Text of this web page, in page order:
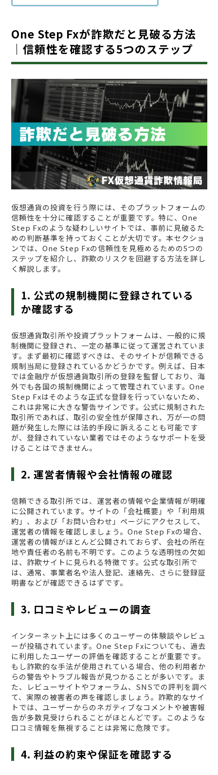
One Step Fxが詐欺だと見破る方法
｜信頼性を確認する5つのステップ
仮想通貨の投資を行う際には、そのプラットフォームの
信頼性を十分に確認することが重要です。特に、One
Step Fxのような疑わしいサイトでは、事前に見破るた
めの判断基準を持っておくことが大切です。本セクショ
ンでは、One Step Fxの信頼性を見極めるための5つの
ステップを紹介し、詐欺のリスクを回避する方法を詳し
く解説します。
1. 公式の規制機関に登録されている
か確認する
仮想通貨取引所や投資プラットフォームは、一般的に規
制機関に登録され、一定の基準に従って運営されていま
す。まず最初に確認すべきは、そのサイトが信頼できる
規制当局に登録されているかどうかです。例えば、日本
では金融庁が仮想通貨取引所の登録を監督しており、海
外でも各国の規制機関によって管理されています。One
Step Fxはそのような正式な登録を行っていないため、
これは非常に大きな警告サインです。公式に規制された
取引所であれば、取引の安全性が保障され、万が一の問
題が発生した際には法的手段に訴えることも可能です
が、登録されていない業者ではそのようなサポートを受
けることはできません。
2. 運営者情報や会社情報の確認
信頼できる取引所では、運営者の情報や企業情報が明確
に公開されています。サイトの「会社概要」や「利用規
約」、および「お問い合わせ」ページにアクセスして、
運営者の情報を確認しましょう。One Step Fxの場合、
運営者の情報がほとんど公開されておらず、会社の所在
地や責任者の名前も不明です。このような透明性の欠如
は、詐欺サイトに見られる特徴です。公式な取引所で
は、通常、事業者名や法人登記、連絡先、さらに登録証
明書などが確認できるはずです。
3. 口コミやレビューの調査
インターネット上には多くのユーザーの体験談やレビュ
ーが投稿されています。One Step Fxについても、過去
に利用したユーザーの評価を確認することが重要です。
もし詐欺的な手法が使用されている場合、他の利用者か
らの警告やトラブル報告が見つかることが多いです。ま
た、レビューサイトやフォーラム、SNSでの評判を調べ
て、実際の被害者の声を確認しましょう。詐欺的なサイ
トでは、ユーザーからのネガティブなコメントや被害報
告が多数見受けられることがほとんどです。このような
口コミ情報を無視することは非常に危険です。
4. 利益の約束や保証を確認する